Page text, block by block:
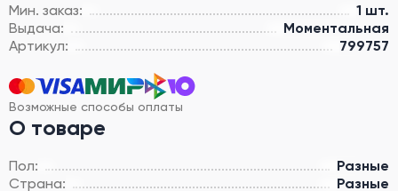
Мин. заказ:
1 шт.
Выдача:
Моментальная
Артикул:
799757
Возможные способы оплаты
О товаре
Пол:
Разные
Страна:
Разные